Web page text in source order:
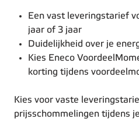
Een vast leveringstarief
jaar of 3 jaar
Duidelijkheid over je
Kies Eneco
korting tijdens
Kies voor vaste
prijsschommelingen tijdens